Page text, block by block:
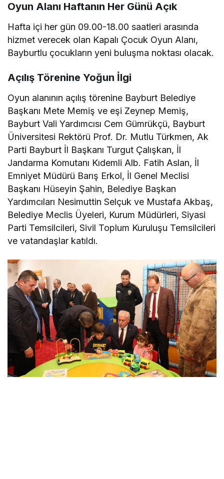
Oyun Alanı Haftanın Her Günü Açık
Hafta içi her gün 09.00-18.00 saatleri arasında
hizmet verecek olan Kapalı Çocuk Oyun Alanı,
Bayburtlu çocukların yeni buluşma noktası olacak.
Açılış Törenine Yoğun İlgi
Oyun alanının açılış törenine Bayburt Belediye
Başkanı Mete Memiş ve eşi Zeynep Memiş,
Bayburt Vali Yardımcısı Cem Gümrükçü, Bayburt
Üniversitesi Rektörü Prof. Dr. Mutlu Türkmen, Ak
Parti Bayburt İl Başkanı Turgut Çalışkan, İl
Jandarma Komutanı Kıdemli Alb. Fatih Aslan, İl
Emniyet Müdürü Barış Erkol, İl Genel Meclisi
Başkanı Hüseyin Şahin, Belediye Başkan
Yardımcıları Nesimuttin Selçuk ve Mustafa Akbaş,
Belediye Meclis Üyeleri, Kurum Müdürleri, Siyasi
Parti Temsilcileri, Sivil Toplum Kuruluşu Temsilcileri
ve vatandaşlar katıldı.